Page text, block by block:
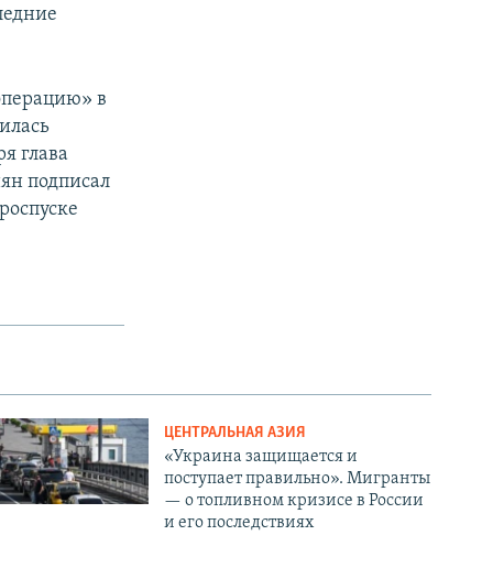
в
глава
подписал
ЦЕНТРАЛЬНАЯ АЗИЯ
«Украина защищается и
поступает правильно». Мигранты
— о топливном кризисе в России
и его последствиях